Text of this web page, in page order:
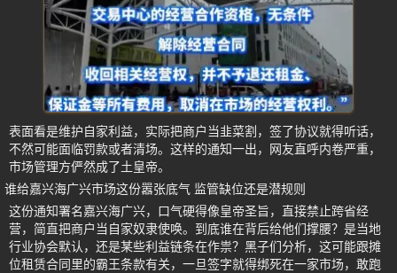
表面看是维护自家利益，实际把商户当韭菜割，签了协议就得听话，
不然可能面临罚款或者清场。这样的通知一出，网友直呼内卷严重，
市场管理方俨然成了土皇帝。
谁给嘉兴海广兴市场这份嚣张底气 监管缺位还是潜规则
这份通知署名嘉兴海广兴，口气硬得像皇帝圣旨，直接禁止跨省经
营，简直把商户当自家奴隶使唤。到底谁在背后给他们撑腰？是当地
行业协会默认，还是某些利益链条在作祟？黑子们分析，这可能跟摊
位租赁合同里的霸王条款有关，一旦签字就得绑死在一家市场，敢跑